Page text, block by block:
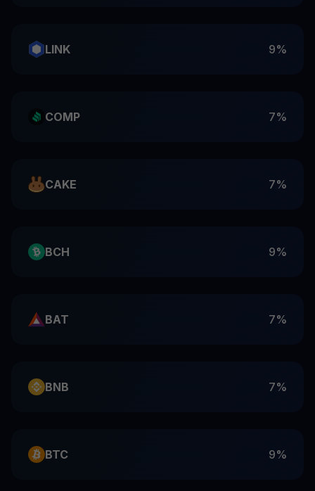
LINK 9%
COMP 7%
CAKE 7%
BCH 9%
BAT 7%
BNB 7%
BTC 9%